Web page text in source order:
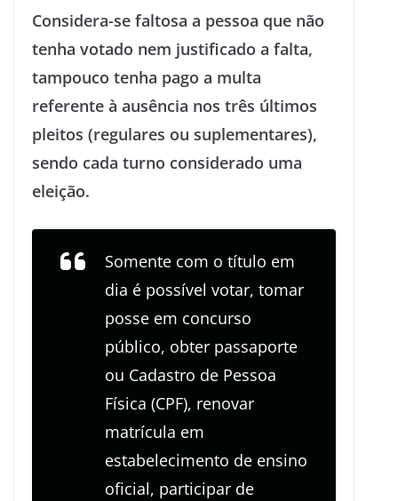
Considera-se faltosa a pessoa que não
tenha votado nem justificado a falta,
tampouco tenha pago a multa
referente à ausência nos três últimos
pleitos (regulares ou suplementares),
sendo cada turno considerado uma
eleição.
Somente com o título em
dia é possível votar, tomar
posse em concurso
público, obter passaporte
ou Cadastro de Pessoa
Física (CPF), renovar
matrícula em
estabelecimento de ensino
oficial, participar de